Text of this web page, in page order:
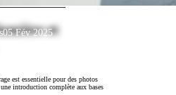
et
est essentielle pour des photos
introduction complète aux bases
05 Fév 2025